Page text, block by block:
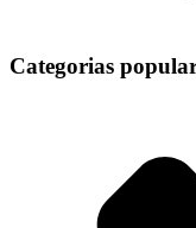
Categorias